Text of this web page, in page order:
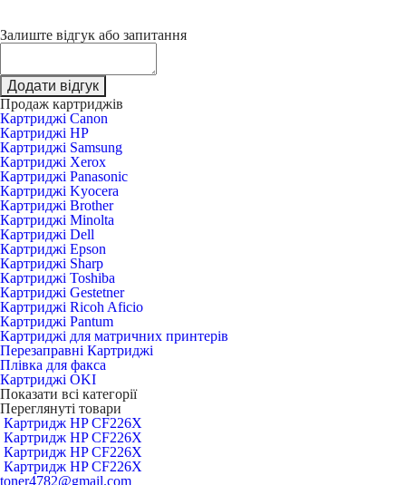
Залиште відгук або запитання
Додати відгук
Продаж картриджів
Картриджі Canon
Картриджі HP
Картриджі Samsung
Картриджі Xerox
Картриджі Panasonic
Картриджі Kyocera
Картриджі Brother
Картриджі Minolta
Картриджі Dell
Картриджі Epson
Картриджі Sharp
Картриджі Toshiba
Картриджі Gestetner
Картриджі Ricoh Aficio
Картриджі Pantum
Картриджі для матричних принтерів
Перезаправні Картриджі
Плівка для факса
Картриджі OKI
Показати всі категорії
Переглянуті товари
Картридж HP CF226X
Картридж HP CF226X
Картридж HP CF226X
Картридж HP CF226X
toner4782@gmail.com